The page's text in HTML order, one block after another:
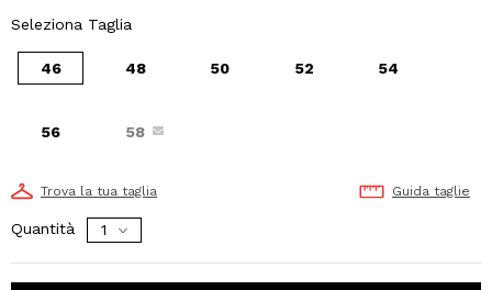
Seleziona Taglia
46 48 50 52 54
56 58
Trova la tua taglia Guida taglie
Quantità